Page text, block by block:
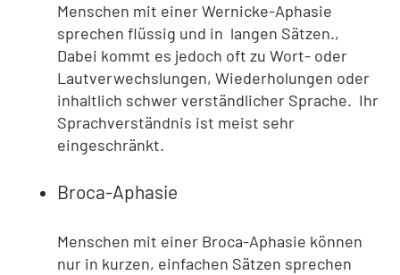
Menschen mit einer Wernicke-Aphasie
sprechen flüssig und in langen Sätzen.,
Dabei kommt es jedoch oft zu Wort- oder
Lautverwechslungen, Wiederholungen oder
inhaltlich schwer verständlicher Sprache. Ihr
Sprachverständnis ist meist sehr
eingeschränkt.
Broca-Aphasie
Menschen mit einer Broca-Aphasie können
nur in kurzen, einfachen Sätzen sprechen